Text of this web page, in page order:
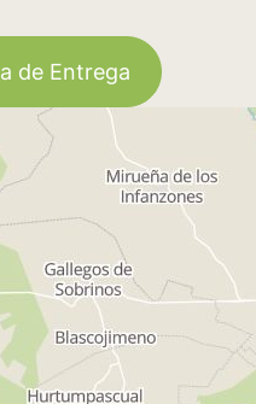
de Entrega